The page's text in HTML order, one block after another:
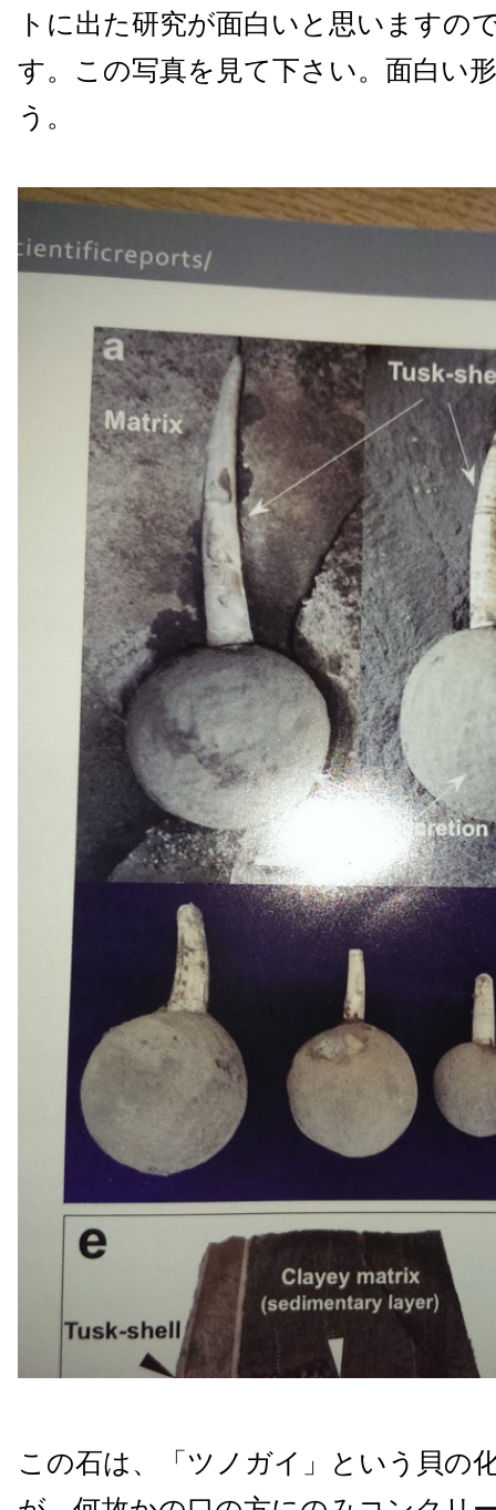
トに出た研究が面白いと思いますの
す。この写真を見て下さい。面白い
う。
この石は、「ツノガイ」という貝の